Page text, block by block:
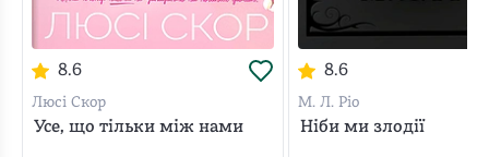
8.6
Люсі Скор
Усе, що тільки між нами
8.6
М. Л. Ріо
Ніби ми злодії